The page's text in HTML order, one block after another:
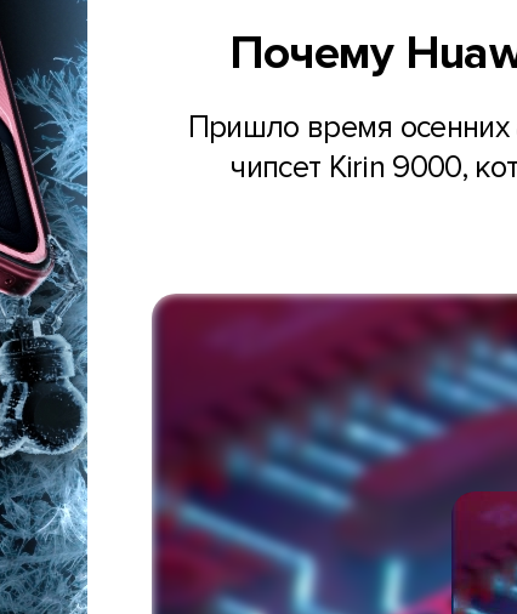
Почему
Пришло время осенних
чипсет Kirin 9000,